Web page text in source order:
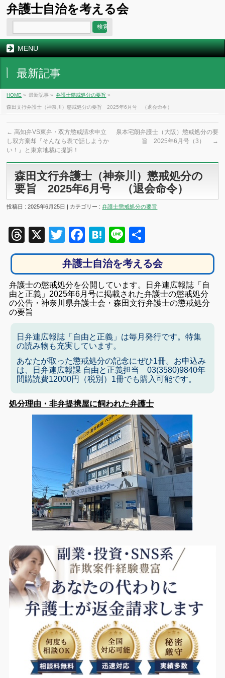
弁護士自治を考える会
MENU
最新記事
HOME » 最新記事 » 弁護士懲戒処分の要旨 »
森田文行弁護士（神奈川）懲戒処分の要旨 2025年6月号 （退会命令）
← 高知弁VS東弁・双方懲戒請求申立
し双方棄却『そんなら表で話しようか
い！』と東京地裁に提訴！
泉本宅朗弁護士（大阪）懲戒処分の要
旨 2025年6月号（3）
→
森田文行弁護士（神奈川）懲戒処分の
要旨 2025年6月号 （退会命令）
投稿日 : 2025年6月25日 | カテゴリー :弁護士懲戒処分の要旨
Threads
X TwitterFacebook
Hatena
Line
有
弁護士自治を考える会
弁護士の懲戒処分を公開しています。日弁連広報誌「自
由と正義」2025年6月号に掲載された弁護士の懲戒処分
の公告・神奈川県弁護士会・森田文行弁護士の懲戒処分
の要旨
日弁連広報誌「自由と正義」は毎月発行です。特集
の読み物も充実しています。
あなたが取った懲戒処分の記念にぜひ1冊。お申込み
は、日弁連広報課 自由と正義担当 03(3580)9840年
間購読費12000円（税別）1冊でも購入可能です。
処分理由・非弁提携屋に飼われた弁護士